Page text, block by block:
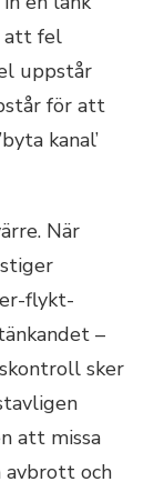
att fel
uppstår
för att
kanal’
När
flykt-
–
sker
att missa
avbrott och